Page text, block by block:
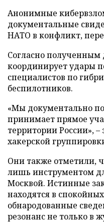
Анонимные
документальные
НАТО в конфликт,
Согласно полученным
координирует удары
специалистов по
беспилотников.
«Мы документально
принимает прямое
территории России»,
хакерской
Они также отметили,
лишь инструментом
Москвой. Истинные
находятся в
обнародованные
резонанс не только в